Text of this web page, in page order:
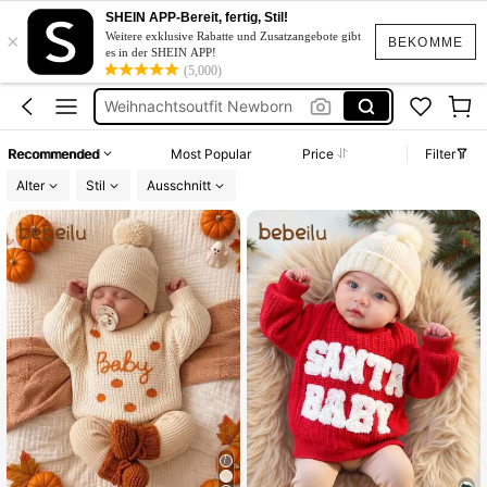
BEKOMME
×
SHEIN APP-Bereit, fertig, Stil!
Weitere exklusive Rabatte und Zusatzangebote gibt
es in der SHEIN APP!
(5,000)
Baby Mädchen
Baby Winter
Weihnachtsoutfit Newborn
Christmas Baby
Recommended Most Popular Price
Filter
Alter
Stil Ausschnitt